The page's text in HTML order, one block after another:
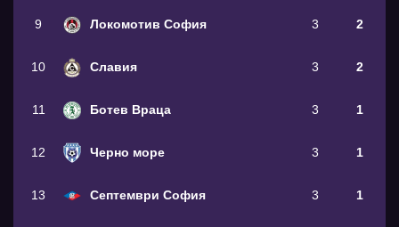
9 Локомотив София 3 2
10 Славия 3 2
11 Ботев Враца 3 1
12 Черно море 3 1
13 Септември София 3 1